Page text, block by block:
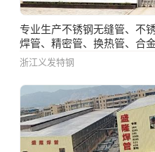
专业生产不锈钢无缝管、不
焊管、精密管、换热管、合
浙江义发特钢